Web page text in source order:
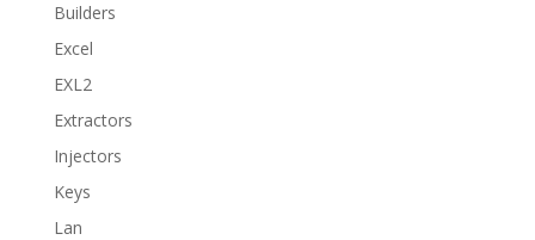
Builders
Excel
EXL2
Extractors
Injectors
Keys
Lan